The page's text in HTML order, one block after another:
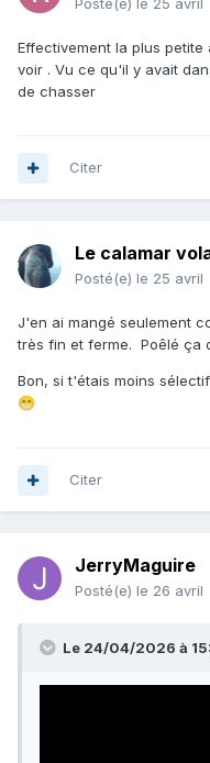
Effectivement la plus
voir . Vu ce qu'il y avait
de chasser
Citer
Le calamar
Posté(e) le 25 avril
J'en ai mangé seulement
très fin et ferme. Poêlé ça
Bon, si t'étais moins
😁
Citer
JerryMaguire
Posté(e) le 26 avril
Le 24/04/2026 à